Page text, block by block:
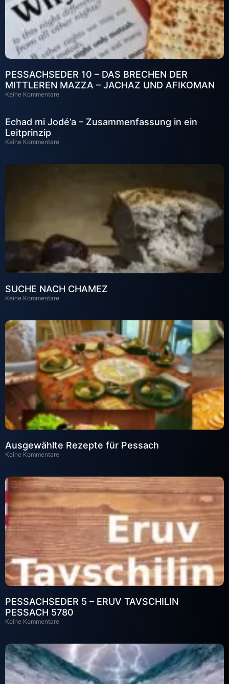
PESSACHSEDER 10 – DAS BRECHEN DER
MITTLEREN MAZZA – JACHAZ UND AFIKOMAN
Keine Kommentare
Echad mi Jodé’a – Zusammenfassung in ein
Leitprinzip
Keine Kommentare
SUCHE NACH CHAMEZ
Keine Kommentare
Ausgewählte Rezepte für Pessach
Keine Kommentare
PESSACHSEDER 5 – ERUV TAVSCHILIN
PESSACH 5780
Keine Kommentare